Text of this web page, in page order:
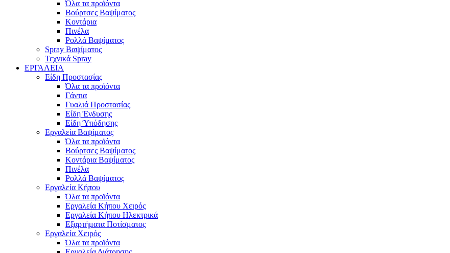
Όλα τα προϊόντα
Βούρτσες Βαψίματος
Κοντάρια
Πινέλα
Ρολλά Βαψίματος
Spray Βαψίματος
Τεχνικά Spray
ΕΡΓΑΛΕΙΑ
Είδη Προστασίας
Όλα τα προϊόντα
Γάντια
Γυαλιά Προστασίας
Είδη Ένδυσης
Είδη Ύπόδησης
Εργαλεία Βαψίματος
Όλα τα προϊόντα
Βούρτσες Βαψίματος
Κοντάρια Βαψίματος
Πινέλα
Ρολλά Βαψίματος
Εργαλεία Κήπου
Όλα τα προϊόντα
Εργαλεία Κήπου Χειρός
Εργαλεία Κήπου Ηλεκτρικά
Εξαρτήματα Ποτίσματος
Εργαλεία Χειρός
Όλα τα προϊόντα